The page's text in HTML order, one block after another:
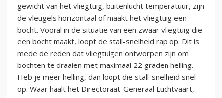
gewicht van het vliegtuig, buitenlucht temperatuur, zijn
de vleugels horizontaal of maakt het vliegtuig een
bocht. Vooral in de situatie van een zwaar vliegtuig die
een bocht maakt, loopt de stall-snelheid rap op. Dit is
mede de reden dat vliegtuigen ontworpen zijn om
bochten te draaien met maximaal 22 graden helling.
Heb je meer helling, dan loopt die stall-snelheid snel
op. Waar haalt het Directoraat-Generaal Luchtvaart,